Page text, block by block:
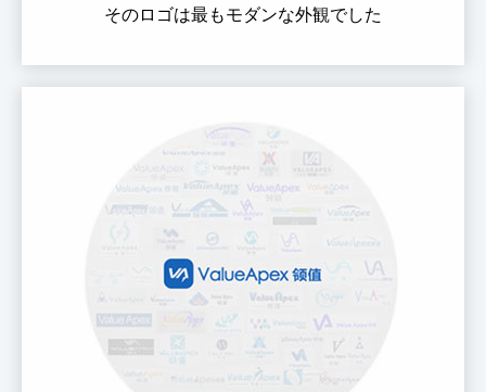
そのロゴは最もモダンな外観でした